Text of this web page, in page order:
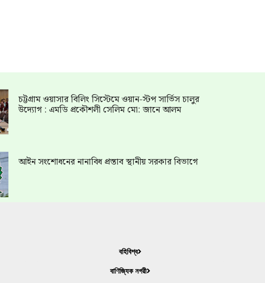
চট্টগ্রাম ওয়াসার বিলিং সিস্টেমে ওয়ান-স্টপ সার্ভিস চালুর
উদ্যোগ : এমডি প্রকৌশলী সেলিম মো: জানে আলম
আইন সংশোধনের নানাবিধ প্রস্তাব স্থানীয় সরকার বিভাগে
বহিবিশ্ব
বাণিজ্যিক নগরী